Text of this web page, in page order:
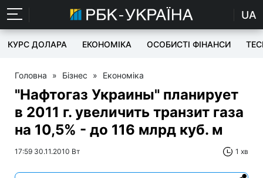
UA
КУРС ДОЛАРА ЕКОНОМІКА ОСОБИСТІ ФІНАНСИ
Головна » Бізнес » Економіка
"Нафтогаз Украины" планирует
в 2011 г. увеличить транзит газа
на 10,5% - до 116 млрд куб. м
17:59 30.11.2010 Вт 1 хв